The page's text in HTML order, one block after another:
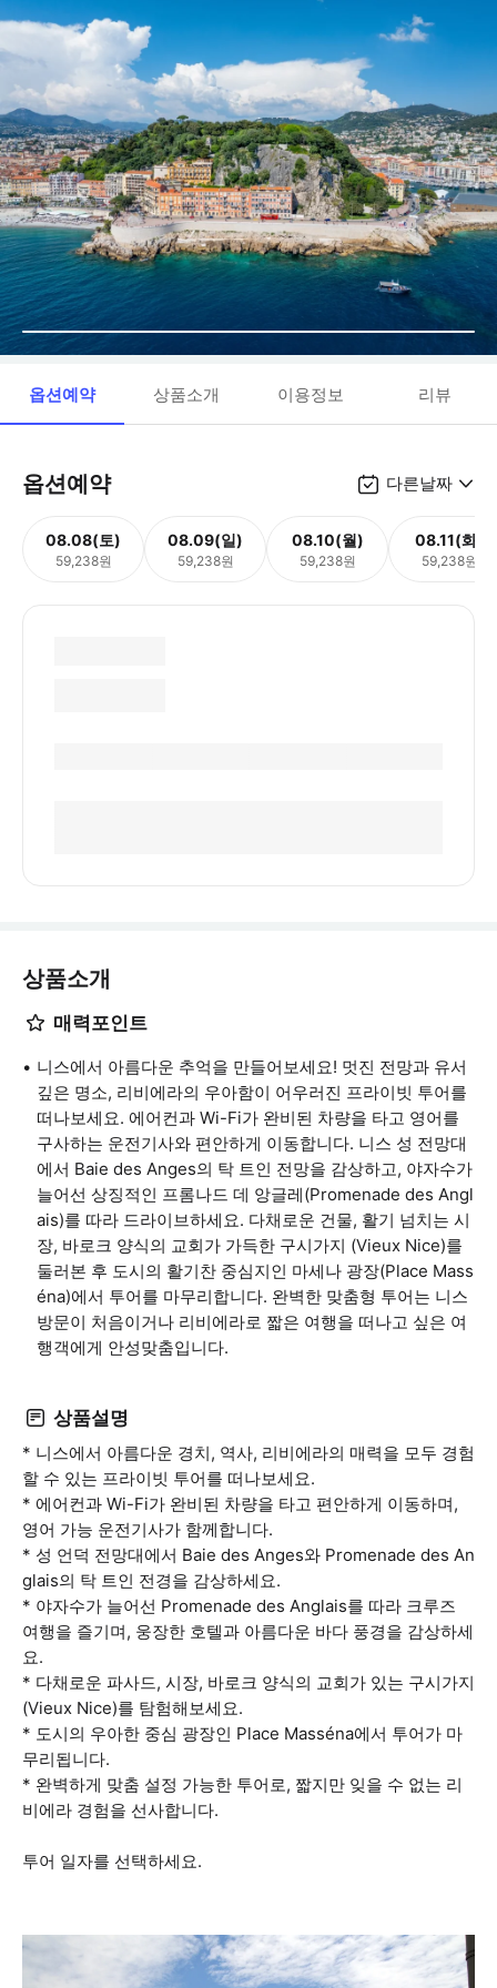
옵션예약 상품소개 이용정보 리뷰
옵션예약 다른날짜
08.08(토)
59,238원
08.09(일)
59,238원
08.10(월)
59,238원
08.11(화)
59,238원
상품소개
매력포인트
니스에서 아름다운 추억을 만들어보세요! 멋진 전망과 유서
깊은 명소, 리비에라의 우아함이 어우러진 프라이빗 투어를
떠나보세요. 에어컨과 Wi-Fi가 완비된 차량을 타고 영어를
구사하는 운전기사와 편안하게 이동합니다. 니스 성 전망대
에서 Baie des Anges의 탁 트인 전망을 감상하고, 야자수가
늘어선 상징적인 프롬나드 데 앙글레(Promenade des Angl
ais)를 따라 드라이브하세요. 다채로운 건물, 활기 넘치는 시
장, 바로크 양식의 교회가 가득한 구시가지 (Vieux Nice)를
둘러본 후 도시의 활기찬 중심지인 마세나 광장(Place Mass
éna)에서 투어를 마무리합니다. 완벽한 맞춤형 투어는 니스
방문이 처음이거나 리비에라로 짧은 여행을 떠나고 싶은 여
행객에게 안성맞춤입니다.
상품설명
* 니스에서 아름다운 경치, 역사, 리비에라의 매력을 모두 경험
할 수 있는 프라이빗 투어를 떠나보세요.
* 에어컨과 Wi-Fi가 완비된 차량을 타고 편안하게 이동하며,
영어 가능 운전기사가 함께합니다.
* 성 언덕 전망대에서 Baie des Anges와 Promenade des An
glais의 탁 트인 전경을 감상하세요.
* 야자수가 늘어선 Promenade des Anglais를 따라 크루즈
여행을 즐기며, 웅장한 호텔과 아름다운 바다 풍경을 감상하세
요.
* 다채로운 파사드, 시장, 바로크 양식의 교회가 있는 구시가지
(Vieux Nice)를 탐험해보세요.
* 도시의 우아한 중심 광장인 Place Masséna에서 투어가 마
무리됩니다.
* 완벽하게 맞춤 설정 가능한 투어로, 짧지만 잊을 수 없는 리
비에라 경험을 선사합니다.
투어 일자를 선택하세요.